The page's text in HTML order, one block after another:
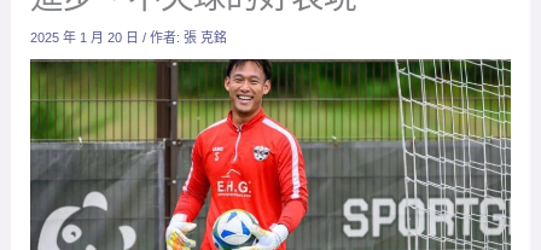
2025 年 1 月 20 日/ 作者:張 克銘